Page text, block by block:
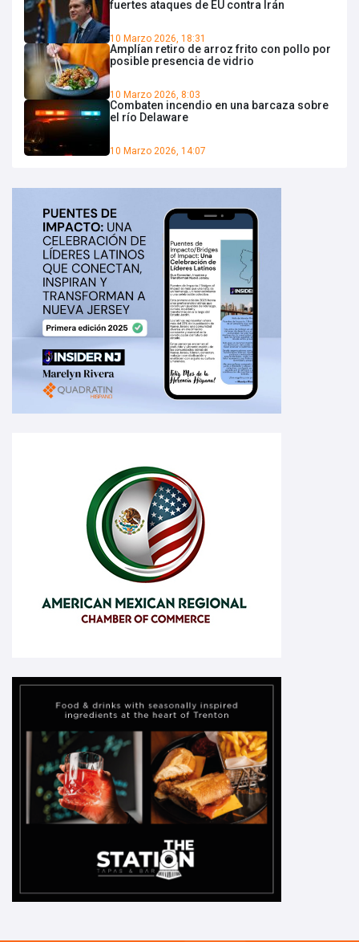
fuertes ataques de EU contra Irán
10 Marzo 2026, 18:31
Amplían retiro de arroz frito con pollo por
posible presencia de vidrio
10 Marzo 2026, 8:03
Combaten incendio en una barcaza sobre
el río Delaware
10 Marzo 2026, 14:07